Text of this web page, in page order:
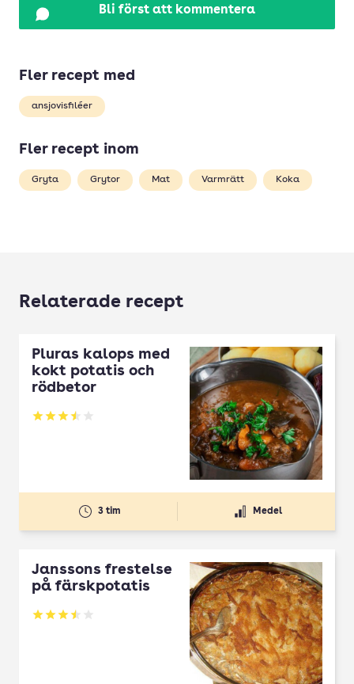
Bli först att kommentera
Fler recept med
ansjovisfiléer
Fler recept inom
Gryta Grytor Mat Varmrätt Koka
Relaterade recept
Pluras kalops med
kokt potatis och
rödbetor
Betyg: 3.51 av 5
3 tim Medel
Janssons frestelse
på färskpotatis
Betyg: 3.52 av 5